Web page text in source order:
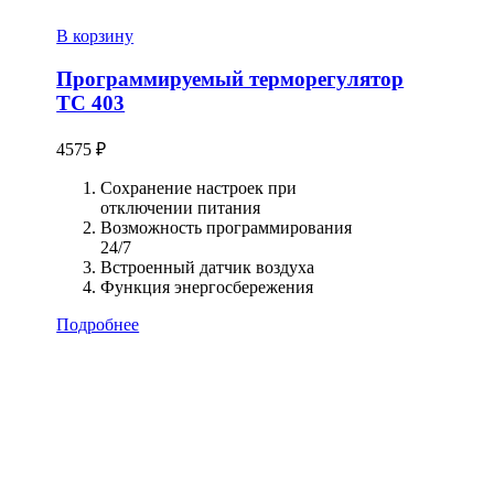
В корзину
Программируемый терморегулятор
ТС 403
4575₽
Сохранение настроек при
отключении питания
Возможность программирования
24/7
Встроенный датчик воздуха
Функция энергосбережения
Подробнее